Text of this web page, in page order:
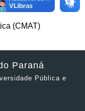
(CMAT)
Paraná
Pública e